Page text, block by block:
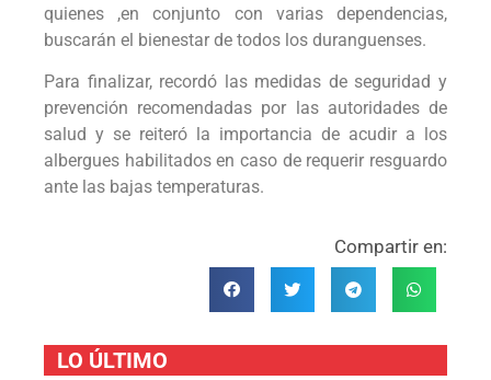
quienes ,en conjunto con varias dependencias,
buscarán el bienestar de todos los duranguenses.
Para finalizar, recordó las medidas de seguridad y
prevención recomendadas por las autoridades de
salud y se reiteró la importancia de acudir a los
albergues habilitados en caso de requerir resguardo
ante las bajas temperaturas.
Compartir en:
LO ÚLTIMO